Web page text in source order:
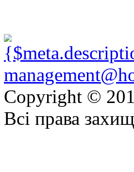
Copyright ©
Всі права